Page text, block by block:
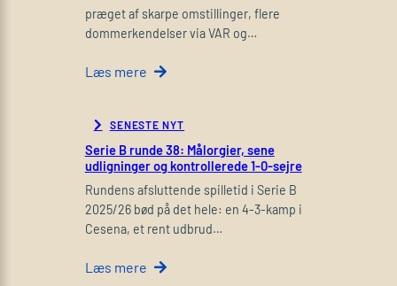
præget af skarpe omstillinger, flere
dommerkendelser via VAR og…
Læs mere
SENESTE NYT
Serie B runde 38: Målorgier, sene
udligninger og kontrollerede 1-0-sejre
Rundens afsluttende spilletid i Serie B
2025/26 bød på det hele: en 4-3-kamp i
Cesena, et rent udbrud…
Læs mere